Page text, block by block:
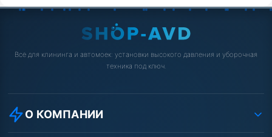
Всё для клининга и автомоек: установки высокого давления и уборочная
техника под ключ.
О КОМПАНИИ
О компании